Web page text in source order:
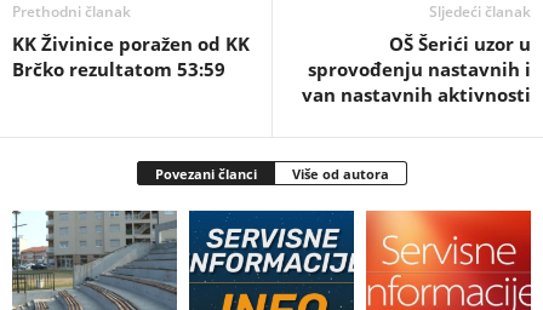
Prethodni članak
KK Živinice poražen od KK
Brčko rezultatom 53:59
Sljedeći članak
OŠ Šerići uzor u
sprovođenju nastavnih i
van nastavnih aktivnosti
Povezani članci Više od autora